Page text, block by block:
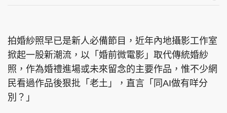
拍婚紗照早已是新人必備節目，近年內地攝影工作室
掀起一股新潮流，以「婚前微電影」取代傳統婚紗
照，作為婚禮進場或未來留念的主要作品，惟不少網
民看過作品後狠批「老土」，直言「同AI做有咩分
別？」